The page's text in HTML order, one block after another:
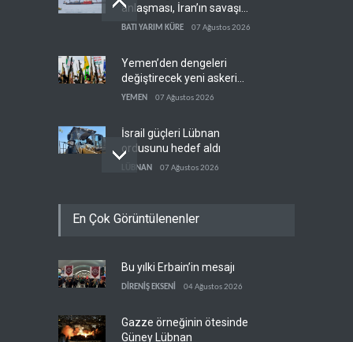
anlaşması, İran’ın savaşı
kazandığını gösteriyor
BATI YARIM KÜRE 07 Ağustos 2026
Yemen’den dengeleri
değiştirecek yeni askeri
denklem
YEMEN 07 Ağustos 2026
İsrail güçleri Lübnan
ordusunu hedef aldı
LÜBNAN 07 Ağustos 2026
Ortadoğu'dan elini çekmeli
Suudi Arabistan, Türkiye ve
Pakistan ortak savunma
En Çok Görüntülenenler
Bu yılki Erbain’in mesajı
DİRENİŞ EKSENİ 04 Ağustos 2026
Gazze örneğinin ötesinde
Güney Lübnan